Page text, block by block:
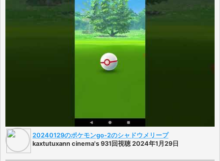
20240129のポケモンgo-2のシャドウメリープ
kaxtutuxann cinema's 931回視聴 2024年1月29日